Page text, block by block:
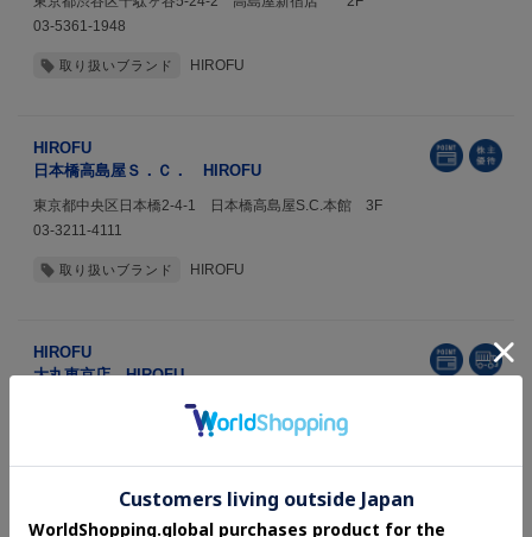
03-5361-1948
取り扱いブランド HIROFU
HIROFU
日本橋高島屋Ｓ．Ｃ． HIROFU
東京都中央区日本橋2-4-1 日本橋高島屋S.C.本館 3F
03-3211-4111
取り扱いブランド HIROFU
HIROFU
大丸東京店 HIROFU
東京都千代田区丸の内1-9-1 大丸 東京店 3F